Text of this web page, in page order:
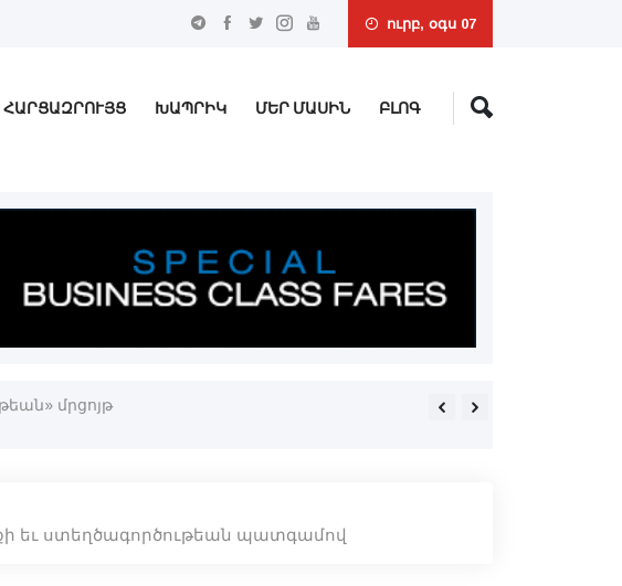
ուրբ, օգս 07
ՀԱՐՑԱԶՐՈՒՅՑ ԽԱՊՐԻԿ ՄԵՐ ՄԱՍԻՆ
ԲԼՈԳ
մրցոյթ Ֆութպոլը մանուկներուն
եւ ստեղծագործութեան պատգամով